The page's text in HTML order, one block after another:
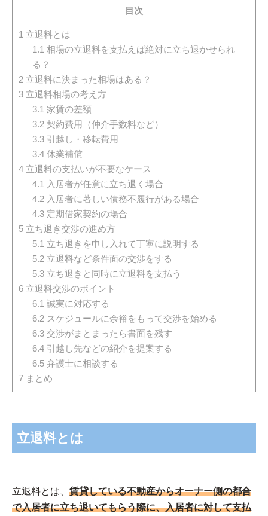
目次
1 立退料とは
1.1 相場の立退料を支払えば絶対に立ち退かせられ
る？
2 立退料に決まった相場はある？
3 立退料相場の考え方
3.1 家賃の差額
3.2契約費用（仲介手数料など）
3.3引越し・移転費用
3.4休業補償
4 立退料の支払いが不要なケース
4.1 入居者が任意に立ち退く場合
4.2入居者に著しい債務不履行がある場合
4.3定期借家契約の場合
5 立ち退き交渉の進め方
5.1 立ち退きを申し入れて丁寧に説明する
5.2立退料など条件面の交渉をする
5.3立ち退きと同時に立退料を支払う
6 立退料交渉のポイント
6.1 誠実に対応する
6.2スケジュールに余裕をもって交渉を始める
6.3交渉がまとまったら書面を残す
6.4引越し先などの紹介を提案する
6.5弁護士に相談する
7 まとめ
立退料とは
立退料とは、 賃貸している不動産からオーナー側の都合
で入居者に立ち退いてもらう際に、入居者に対して支払